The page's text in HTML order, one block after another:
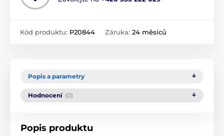
Kód produktu: P20844 Záruka: 24 měsíců
Popis a parametry
Hodnocení (0)
Popis produktu